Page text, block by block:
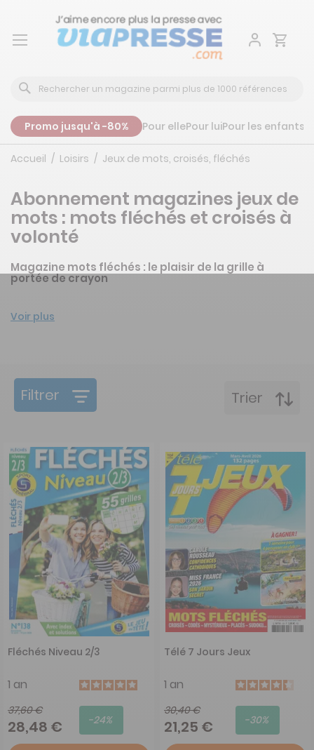
Aller
Promo jusqu'à -80% Pour ellePour luiPour les enfants
Accueil Loisirs Jeux de mots, croisés, fléchés
Abonnement magazines jeux de
mots : mots fléchés et croisés à
volonté
Magazine mots fléchés : le plaisir de la grille à
portée de crayon
Voir plus
Filtrer Trier
Fléchés Niveau 2/3
1 an
37,60 €
28,48 € -24%
Télé 7 Jours Jeux
1 an
30,40 €
21,25 € -30%